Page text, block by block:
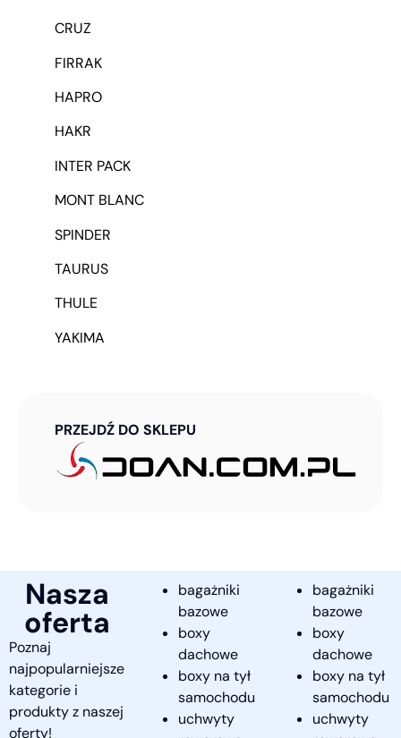
CRUZ
FIRRAK
HAPRO
HAKR
INTER PACK
MONT BLANC
SPINDER
TAURUS
THULE
YAKIMA
PRZEJDŹ DO SKLEPU
Nasza
oferta
Poznaj
najpopularniejsze
kategorie i
produkty z naszej
oferty!
bagażniki
bazowe
boxy
dachowe
boxy na tył
samochodu
uchwyty
bagażniki
bazowe
boxy
dachowe
boxy na tył
samochodu
uchwyty